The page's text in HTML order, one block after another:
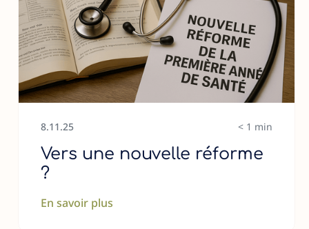
8.11.25 < 1 min
Vers une nouvelle réforme
?
En savoir plus